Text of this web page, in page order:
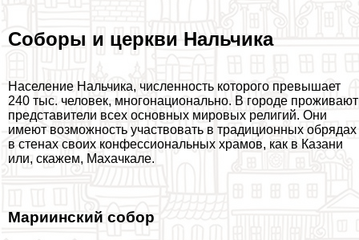
Соборы и церкви Нальчика
Население Нальчика, численность которого превышает
240 тыс. человек, многонационально. В городе проживают
представители всех основных мировых религий. Они
имеют возможность участвовать в традиционных обрядах
в стенах своих конфессиональных храмов, как в Казани
или, скажем, Махачкале.
Мариинский собор